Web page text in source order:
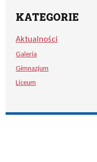
KATEGORIE
Aktualności
Galeria
Gimnazjum
Liceum